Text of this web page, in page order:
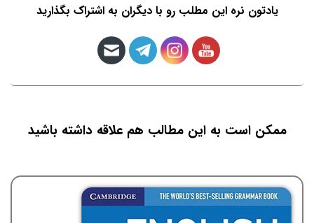
یادتون نره این مطلب رو با دیگران به اشتراک بگذارید
ممکن است به این مطالب هم علاقه داشته باشید